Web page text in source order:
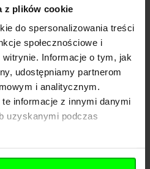
z plików cookie
do spersonalizowania treści
społecznościowe i
Informacje o tym, jak
udostępniamy partnerom
i analitycznym.
informacje z innymi danymi
uzyskanymi podczas
akcesoria survivalowe -
wyposażenia
w terenie
2026
na obóz harcerski - co
żeby niczego nie
2026